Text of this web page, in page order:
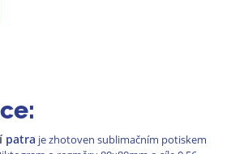
patra je zhotoven sublimačním potiskem